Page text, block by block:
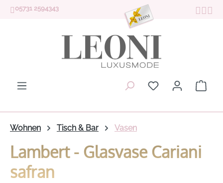
Zum Hauptinhalt springen
05731 2594343
Du hast 0
Wohnen Tisch & Bar Vasen
Lambert - Glasvase Cariani
safran